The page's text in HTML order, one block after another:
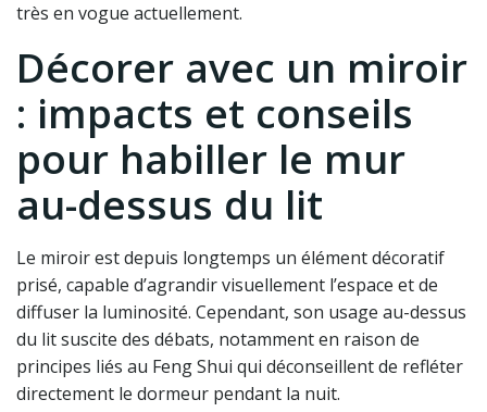
très en vogue actuellement.
Décorer avec un miroir
: impacts et conseils
pour habiller le mur
au-dessus du lit
Le miroir est depuis longtemps un élément décoratif
prisé, capable d’agrandir visuellement l’espace et de
diffuser la luminosité. Cependant, son usage au-dessus
du lit suscite des débats, notamment en raison de
principes liés au Feng Shui qui déconseillent de refléter
directement le dormeur pendant la nuit.